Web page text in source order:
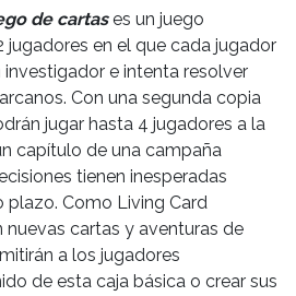
de cartases un juego
jugadores en el que cada jugador
e intenta resolver
Con una segunda copia
jugar hasta 4 jugadores a la
capítulo de una campaña
tienen inesperadas
plazo. Como Living Card
cartas y aventuras de
a los jugadores
de esta caja básica o crear sus